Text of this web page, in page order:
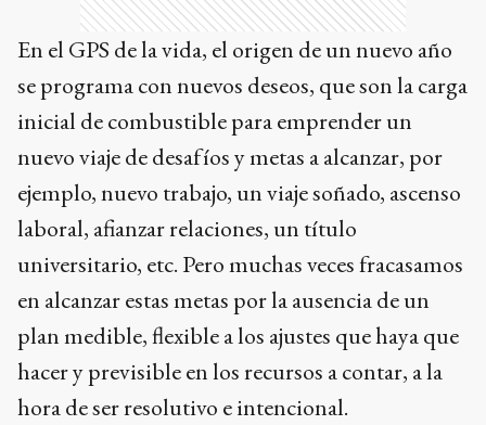
En el GPS de la vida, el origen de un nuevo año
se programa con nuevos deseos, que son la carga
inicial de combustible para emprender un
nuevo viaje de desafíos y metas a alcanzar, por
ejemplo, nuevo trabajo, un viaje soñado, ascenso
laboral, afianzar relaciones, un título
universitario, etc. Pero muchas veces fracasamos
en alcanzar estas metas por la ausencia de un
plan medible, flexible a los ajustes que haya que
hacer y previsible en los recursos a contar, a la
hora de ser resolutivo e intencional.